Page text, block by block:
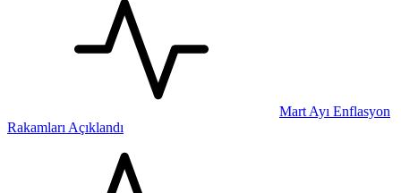
Mart Ayı Enflasyon
Rakamları Açıklandı